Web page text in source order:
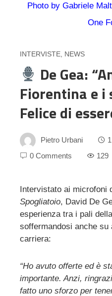
Photo by Gabriele
One
INTERVISTE NEWS
De Gea:
Fiorentina e
Felice di
Pietro Urbani
0 Comments
129
Intervistato ai microfoni
Spogliatoio, David De
esperienza tra i pali
soffermandosi anche
carriera:
“Ho avuto offerte ed è
importante. Anzi,
fatto uno sforzo per